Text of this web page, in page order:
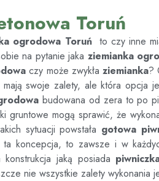
Toruń
ogrodowa Toruń to czy inne
na pytanie jaka ziemianka
czy może zwykła ziemianka?
swoje zalety, ale która opcja
budowana od zera to po
gruntowe mogą sprawić, że
sytuacji powstała gotowa
koncepcja, to zawsze i w
jaką posiada
nie wszystkie zalety wykonania